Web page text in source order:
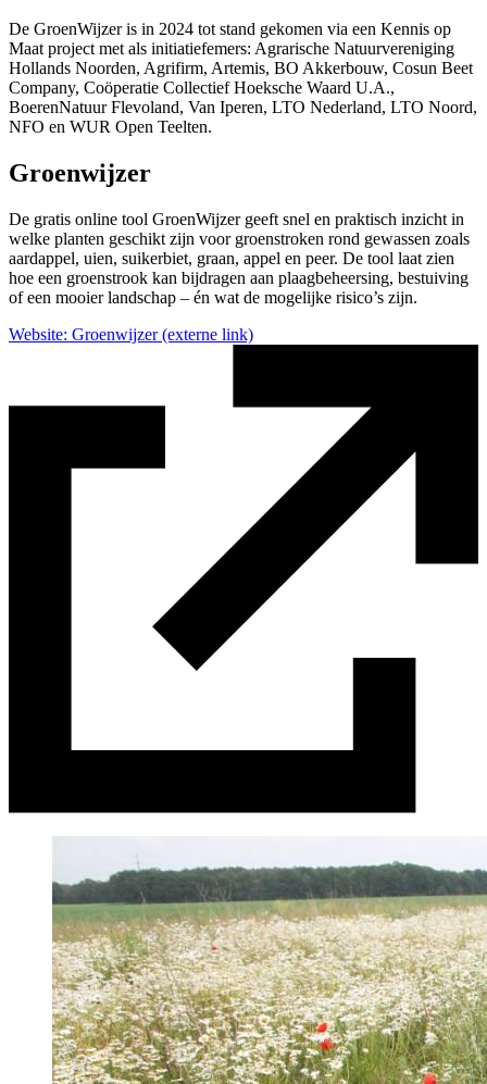
De GroenWijzer is in 2024 tot stand gekomen via een Kennis op
Maat project met als initiatiefemers: Agrarische Natuurvereniging
Hollands Noorden, Agrifirm, Artemis, BO Akkerbouw, Cosun Beet
Company, Coöperatie Collectief Hoeksche Waard U.A.,
BoerenNatuur Flevoland, Van Iperen, LTO Nederland, LTO Noord,
NFO en WUR Open Teelten.
Groenwijzer
De gratis online tool GroenWijzer geeft snel en praktisch inzicht in
welke planten geschikt zijn voor groenstroken rond gewassen zoals
aardappel, uien, suikerbiet, graan, appel en peer. De tool laat zien
hoe een groenstrook kan bijdragen aan plaagbeheersing, bestuiving
of een mooier landschap – én wat de mogelijke risico’s zijn.
Website: Groenwijzer (externe link)